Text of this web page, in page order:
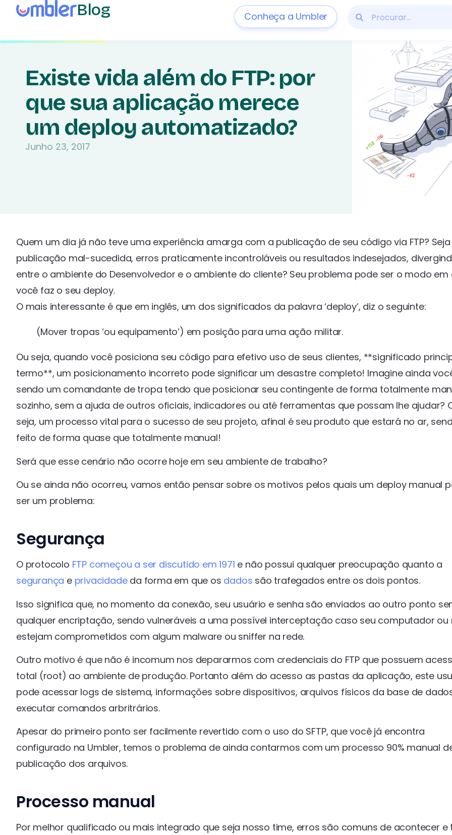
Blog Conheça a Umbler
Existe vida além do FTP: por
que sua aplicação merece
um deploy automatizado?
Junho 23, 2017
Quem um dia já não teve uma experiência amarga com a publicação de seu código via FTP?
publicação mal-sucedida, erros praticamente incontroláveis ou resultados indesejados,
entre o ambiente do Desenvolvedor e o ambiente do cliente? Seu problema pode ser o modo em
você faz o seu deploy.
O mais interessante é que em inglês, um dos significados da palavra ‘deploy’, diz o seguinte:
(Mover tropas ‘ou equipamento’) em posição para uma ação militar.
Ou seja, quando você posiciona seu código para efetivo uso de seus clientes, **significado
termo**, um posicionamento incorreto pode significar um desastre completo! Imagine ainda
sendo um comandante de tropa tendo que posicionar seu contingente de forma totalmente
sozinho, sem a ajuda de outros oficiais, indicadores ou até ferramentas que possam lhe ajudar?
seja, um processo vital para o sucesso de seu projeto, afinal é seu produto que estará no ar,
feito de forma quase que totalmente manual!
Será que esse cenário não ocorre hoje em seu ambiente de trabalho?
Ou se ainda não ocorreu, vamos então pensar sobre os motivos pelos quais um deploy manual
ser um problema:
Segurança
O protocolo FTP começou a ser discutido em 1971 e não possui qualquer preocupação quanto a
segurança e privacidadeda forma em que os dados são trafegados entre os dois pontos.
Isso significa que, no momento da conexão, seu usuário e senha são enviados ao outro ponto
qualquer encriptação, sendo vulneráveis a uma possível interceptação caso seu computador ou
estejam comprometidos com algum malware ou sniffer na rede.
Outro motivo é que não é incomum nos depararmos com credenciais do FTP que possuem
total (root) ao ambiente de produção. Portanto além do acesso as pastas da aplicação, este
pode acessar logs de sistema, informações sobre dispositivos, arquivos físicos da base de
executar comandos arbritrários.
Apesar do primeiro ponto ser facilmente revertido com o uso do SFTP, que você já encontra
configurado na Umbler, temos o problema de ainda contarmos com um processo 90% manual
publicação dos arquivos.
Processo manual
Por melhor qualificado ou mais integrado que seja nosso time, erros são comuns de acontecer e